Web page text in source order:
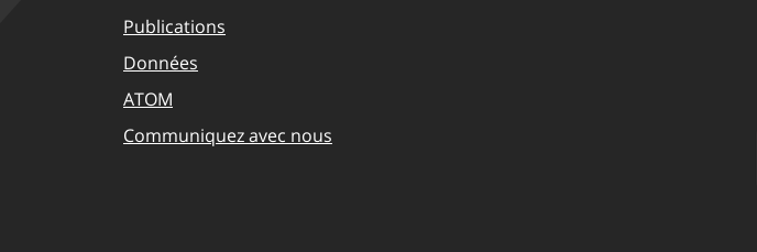
Publications
Données
ATOM
Communiquez avec nous